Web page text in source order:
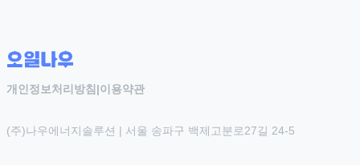
개인정보처리방침 |이용약관
(주)나우에너지솔루션 | 서울 송파구 백제고분로27길 24-5